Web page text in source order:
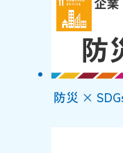
防災 ×